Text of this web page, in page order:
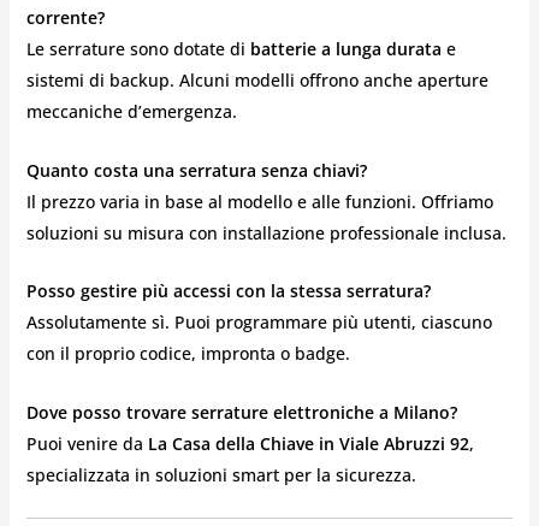
corrente?
Le serrature sono dotate di batterie a lunga durata e
sistemi di backup. Alcuni modelli offrono anche aperture
meccaniche d’emergenza.
Quanto costa una serratura senza chiavi?
Il prezzo varia in base al modello e alle funzioni. Offriamo
soluzioni su misura con installazione professionale inclusa.
Posso gestire più accessi con la stessa serratura?
Assolutamente sì. Puoi programmare più utenti, ciascuno
con il proprio codice, impronta o badge.
Dove posso trovare serrature elettroniche a Milano?
Puoi venire da La Casa della Chiave in Viale Abruzzi 92,
specializzata in soluzioni smart per la sicurezza.